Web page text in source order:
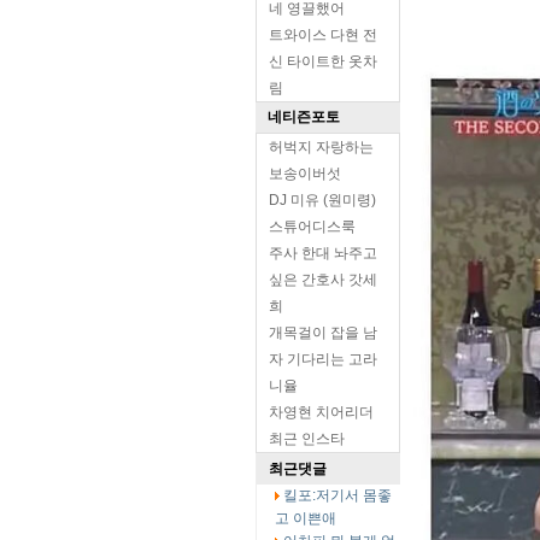
네 영끌했어
트와이스 다현 전
신 타이트한 옷차
림
네티즌포토
허벅지 자랑하는
보송이버섯
DJ 미유 (원미령)
스튜어디스룩
주사 한대 놔주고
싶은 간호사 갓세
희
개목걸이 잡을 남
자 기다리는 고라
니율
차영현 치어리더
최근 인스타
최근댓글
킬포:저기서 몸좋
고 이쁜애